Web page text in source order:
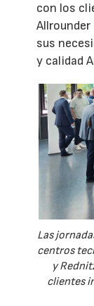
con los
sus
y calidad
Las
centros
y
clientes